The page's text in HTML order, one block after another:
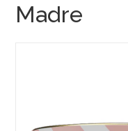
Madre